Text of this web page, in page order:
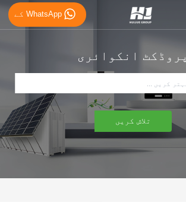
WhatsApp کے
پروڈکٹ انکوائری
تلاش کریں